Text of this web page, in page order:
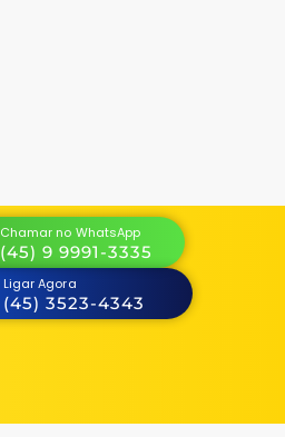
Chamar no WhatsApp
(45) 9 9991-3335
Ligar Agora
(45) 3523-4343